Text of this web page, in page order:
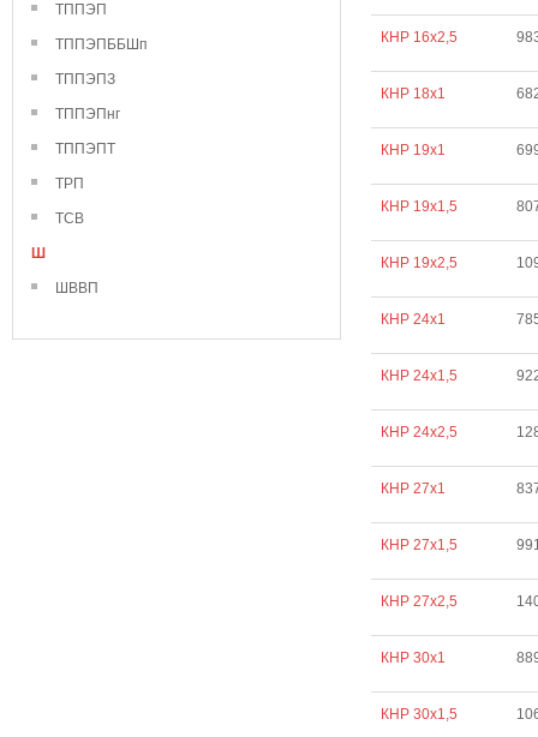
ТППЭП
ТППЭПББШп
ТППЭПЗ
ТППЭПнг
ТППЭПТ
ТРП
ТСВ
Ш
ШВВП
КНР 16х2,5
КНР 18х1
КНР 19х1
КНР 19х1,5
КНР 19х2,5
КНР 24х1
КНР 24х1,5
КНР 24х2,5
КНР 27х1
КНР 27х1,5
КНР 27х2,5
КНР 30х1
КНР 30х1,5